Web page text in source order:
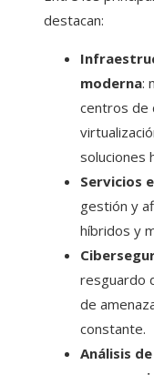
destacan:
moderna:
centros de
soluciones
Servicios
gestión y
híbridos y
resguardo
de
constante.
Análisis